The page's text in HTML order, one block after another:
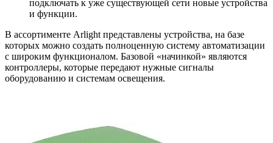
подключать к уже существующей сети новые устройства
и функции.
В ассортименте Arlight представлены устройства, на базе
которых можно создать полноценную систему автоматизации
с широким функционалом. Базовой «начинкой» являются
контроллеры, которые передают нужные сигналы
оборудованию и системам освещения.